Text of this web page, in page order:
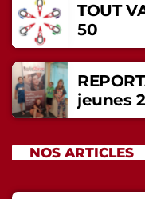
TOUT
50
jeunes
NOS ARTICLES